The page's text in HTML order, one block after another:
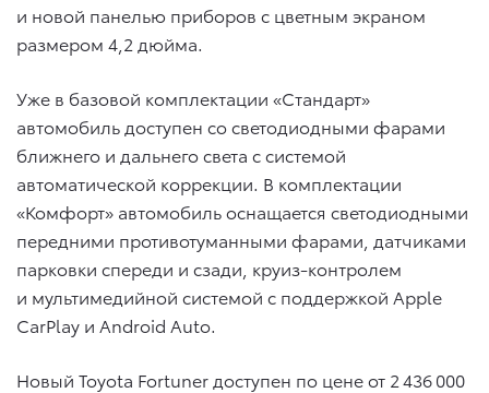
и новой панелью приборов с цветным экраном
размером 4,2 дюйма.
Уже в базовой комплектации «Стандарт»
автомобиль доступен со светодиодными фарами
ближнего и дальнего света с системой
автоматической коррекции. В комплектации
«Комфорт» автомобиль оснащается светодиодными
передними противотуманными фарами, датчиками
парковки спереди и сзади, круиз-контролем
и мультимедийной системой с поддержкой Apple
CarPlay и Android Auto.
Новый Toyota Fortuner доступен по цене от 2 436 000